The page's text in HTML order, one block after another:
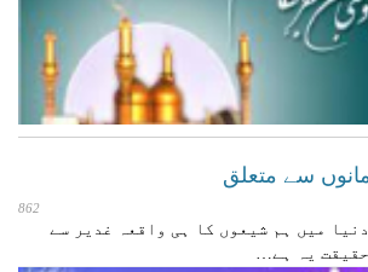
سے متعلق
862
دنیا میں ہم شیعوں کا ہی واقعہ غدیر سے
یہ ہے…